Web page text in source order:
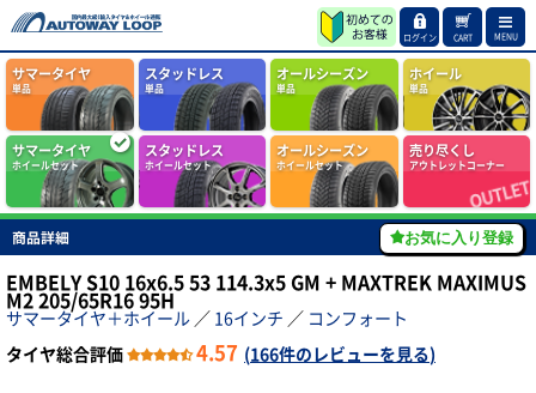
ログイン CART MENU
サマータイヤ
単品
スタッドレス
単品
オールシーズン
単品
ホイール
単品
サマータイヤ
ホイールセット
スタッドレス
ホイールセット
オールシーズン
ホイールセット
売り尽くし
アウトレットコーナー
商品詳細 お気に入り登録
EMBELY S10 16x6.5 53 114.3x5 GM + MAXTREK MAXIMUS
M2 205/65R16 95H
サマータイヤ＋ホイール ／ 16インチ ／ コンフォート
タイヤ総合評価
4.57 (166件のレビューを見る)